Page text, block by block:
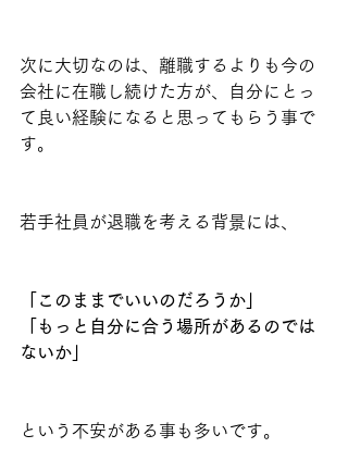
次に大切なのは、離職するよりも今の
会社に在職し続けた方が、自分にとっ
て良い経験になると思ってもらう事で
す。
若手社員が退職を考える背景には、
「このままでいいのだろうか」
「もっと自分に合う場所があるのでは
ないか」
という不安がある事も多いです。